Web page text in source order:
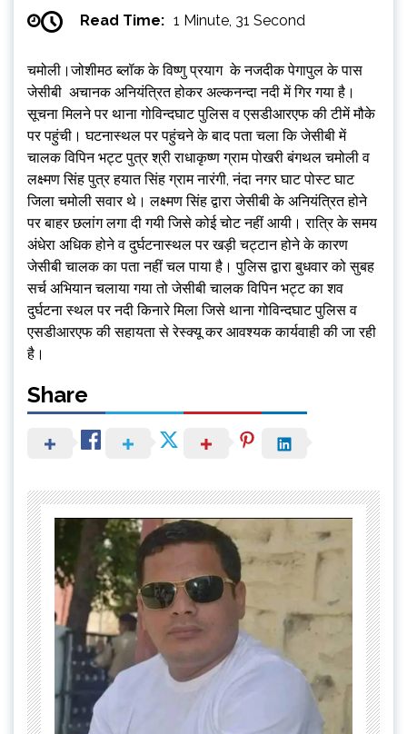
Read Time: 1 Minute, 31 Second
चमोली।जोशीमठ ब्लॉक के विष्णु प्रयाग के नजदीक पेगापुल के पास
जेसीबी अचानक अनियंत्रित होकर अल्कनन्दा नदी में गिर गया है।
सूचना मिलने पर थाना गोविन्दघाट पुलिस व एसडीआरएफ की टीमें मौके
पर पहुंची। घटनास्थल पर पहुंचने के बाद पता चला कि जेसीबी में
चालक विपिन भट्ट पुत्र श्री राधाकृष्ण ग्राम पोखरी बंगथल चमोली व
लक्ष्मण सिंह पुत्र हयात सिंह ग्राम नारंगी, नंदा नगर घाट पोस्ट घाट
जिला चमोली सवार थे। लक्ष्मण सिंह द्वारा जेसीबी के अनियंत्रित होने
पर बाहर छलांग लगा दी गयी जिसे कोई चोट नहीं आयी। रात्रि के समय
अंधेरा अधिक होने व दुर्घटनास्थल पर खड़ी चट्टान होने के कारण
जेसीबी चालक का पता नहीं चल पाया है। पुलिस द्वारा बुधवार को सुबह
सर्च अभियान चलाया गया तो जेसीबी चालक विपिन भट्ट का शव
दुर्घटना स्थल पर नदी किनारे मिला जिसे थाना गोविन्दघाट पुलिस व
एसडीआरएफ की सहायता से रेस्क्यू कर आवश्यक कार्यवाही की जा रही
है।
Share